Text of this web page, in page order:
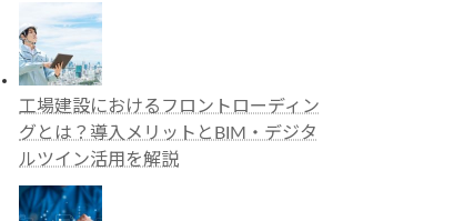
工場建設におけるフロントローディン
グとは？導入メリットとBIM・デジタ
ルツイン活用を解説